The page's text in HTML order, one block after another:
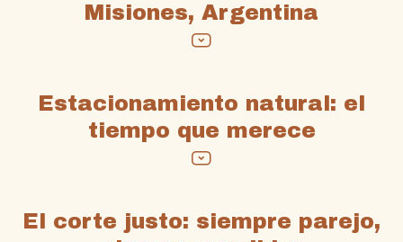
Misiones, Argentina
Estacionamiento natural: el
tiempo que merece
El corte justo: siempre parejo,